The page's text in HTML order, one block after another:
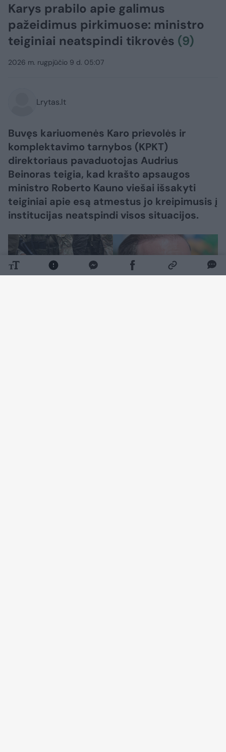
Karys prabilo apie galimus
pažeidimus pirkimuose: ministro
teiginiai neatspindi tikrovės (9)
2026 m. rugpjūčio 9 d. 05:07
Lrytas.lt
Buvęs kariuomenės Karo prievolės ir
komplektavimo tarnybos (KPKT)
direktoriaus pavaduotojas Audrius
Beinoras teigia, kad krašto apsaugos
ministro Roberto Kauno viešai išsakyti
teiginiai apie esą atmestus jo kreipimusis į
institucijas neatspindi visos situacijos.